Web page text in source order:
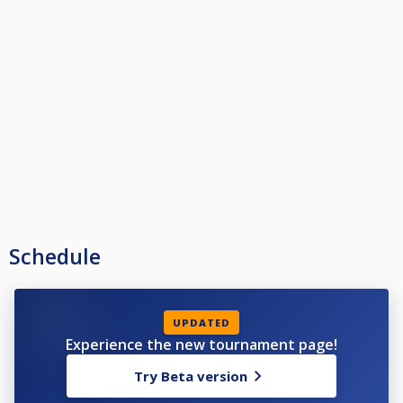
Schedule
UPDATED
Experience the new tournament page!
Try Beta version